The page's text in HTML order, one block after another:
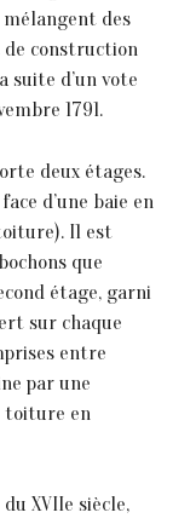
mélangent des
de construction
suite d’un vote
1791.
deux étages.
d’une baie en
I1 est
que
étage, garni
sur chaque
entre
par une
toiture en
XVIIe siècle,